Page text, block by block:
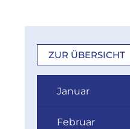
ZUR ÜBERSICHT
Januar
Februar